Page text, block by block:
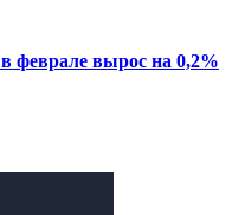
феврале вырос на 0,2%